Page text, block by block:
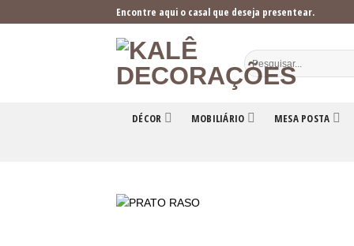
to
Encontre aqui o casal que deseja presentear.
DÉCOR MOBILIÁRIO MESA POSTA